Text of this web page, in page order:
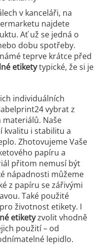
v kanceláři, na
najdete
Ať už se jedná o
dobu spotřeby.
teprve krátce před
etiketytypické, že si je
individuálních
vybrat z
Naše
kvalitu i stabilitu a
Zhotovujeme Vaše
papíru a
přitom nemusí být
nápadnosti můžeme
z papíru se zářivými
Také použité
životnost etikety. I
etiketyzvolit vhodně
použití – od
lepidlo.